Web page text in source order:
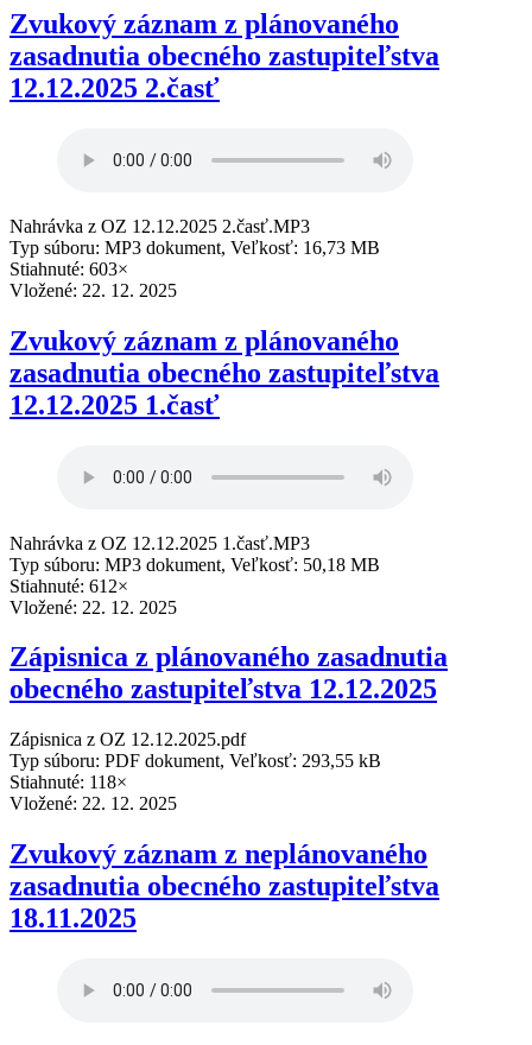
Zvukový záznam z plánovaného
zasadnutia obecného zastupiteľstva
12.12.2025 2.časť
Nahrávka z OZ 12.12.2025 2.časť.MP3
Typ súboru: MP3 dokument, Veľkosť: 16,73 MB
Stiahnuté: 603×
Vložené: 22. 12. 2025
Zvukový záznam z plánovaného
zasadnutia obecného zastupiteľstva
12.12.2025 1.časť
Nahrávka z OZ 12.12.2025 1.časť.MP3
Typ súboru: MP3 dokument, Veľkosť: 50,18 MB
Stiahnuté: 612×
Vložené: 22. 12. 2025
Zápisnica z plánovaného zasadnutia
obecného zastupiteľstva 12.12.2025
Zápisnica z OZ 12.12.2025.pdf
Typ súboru: PDF dokument, Veľkosť: 293,55 kB
Stiahnuté: 118×
Vložené: 22. 12. 2025
Zvukový záznam z neplánovaného
zasadnutia obecného zastupiteľstva
18.11.2025